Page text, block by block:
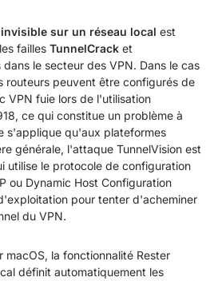
invisible sur un réseau local est
failles TunnelCrack et
dans le secteur des VPN. Dans le cas
routeurs peuvent être configurés de
VPN fuie lors de l'utilisation
ce qui constitue un problème à
s'applique qu'aux plateformes
générale, l'attaque TunnelVision est
utilise le protocole de configuration
ou Dynamic Host Configuration
pour tenter d'acheminer
du VPN.
macOS, la fonctionnalité Rester
définit automatiquement les